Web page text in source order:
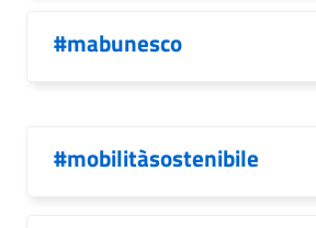
#mabunesco
#mobilitàsostenibile